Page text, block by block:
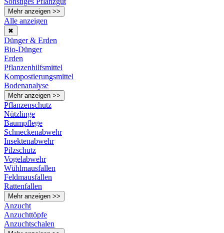
Mehr anzeigen >>
Alle anzeigen
✖
Dünger & Erden
Bio-Dünger
Erden
Pflanzenhilfsmittel
Kompostierungsmittel
Bodenanalyse
Mehr anzeigen >>
Pflanzenschutz
Nützlinge
Baumpflege
Schneckenabwehr
Insektenabwehr
Pilzschutz
Vogelabwehr
Wühlmausfallen
Feldmausfallen
Rattenfallen
Mehr anzeigen >>
Anzucht
Anzuchttöpfe
Anzuchtschalen